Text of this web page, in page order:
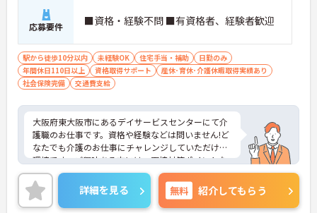
応募要件 ■資格・経験不問 ■有資格者、経験者歓迎
駅から徒歩10分以内 未経験OK 住宅手当・補助
日勤のみ
年間休日110日以上
資格取得サポート
産休･育休･介護休暇取得実績あり
社会保険完備
交通費支給
大阪府東大阪市にあるデイサービスセンターにて介
護職のお仕事です。資格や経験などは問いません!ど
なたでも介護のお仕事にチャレンジしていただける
環境です。ご興味ある方には、面接対策ポイントな
ど、さらに詳細をお話しいたしますのでお気軽にご
相談ください。詳細を見る 無料 紹介してもらう